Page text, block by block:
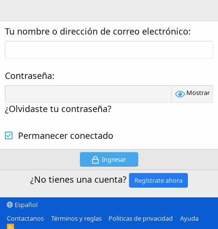
Tu nombre o dirección de correo electrónico
Contraseña
Mostrar
¿Olvidaste tu contraseña?
Permanecer conectado
Ingresar
¿No tienes una cuenta? Regístrate ahora
Español
Contactanos
Términos y reglas Politicas de privacidad Ayuda
R